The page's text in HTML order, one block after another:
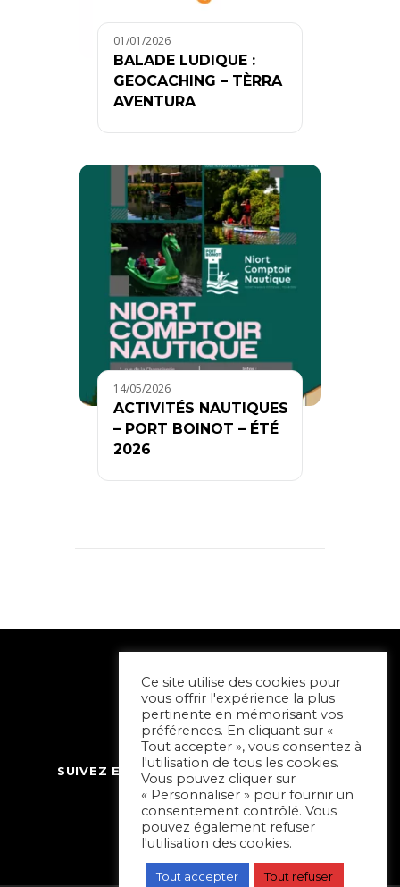
01/01/2026
BALADE LUDIQUE :
GEOCACHING – TÈRRA
AVENTURA
14/05/2026
ACTIVITÉS NAUTIQUES
– PORT BOINOT – ÉTÉ
2026
SUIVEZ ET CONTACTEZ SORTIR À NIORT
Ce site utilise des cookies pour
vous offrir l'expérience la plus
pertinente en mémorisant vos
préférences. En cliquant sur «
Tout accepter », vous consentez à
l'utilisation de tous les cookies.
Vous pouvez cliquer sur
« Personnaliser » pour fournir un
consentement contrôlé. Vous
pouvez également refuser
l'utilisation des cookies.
Tout accepter Tout refuser